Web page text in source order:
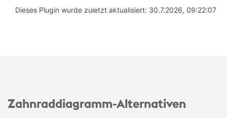
Dieses Plugin wurde zuletzt aktualisiert: 30.7.2026, 09:22:07
Zahnrad­diagramm-Alternativen